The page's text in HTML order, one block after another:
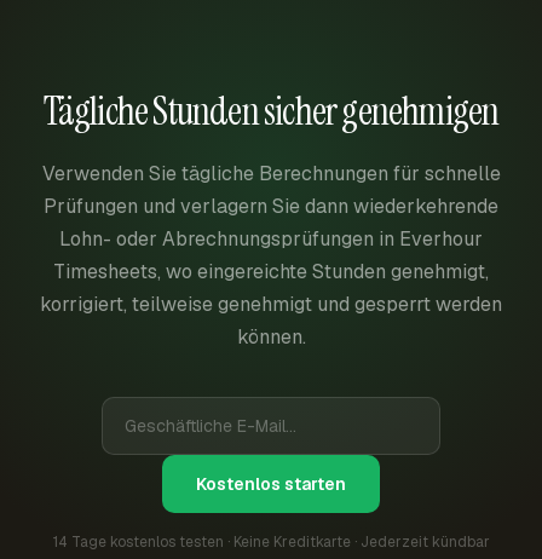
Tägliche Stunden sicher genehmigen
Verwenden Sie tägliche Berechnungen für schnelle
Prüfungen und verlagern Sie dann wiederkehrende
Lohn- oder Abrechnungsprüfungen in Everhour
Timesheets, wo eingereichte Stunden genehmigt,
korrigiert, teilweise genehmigt und gesperrt werden
können.
Kostenlos starten
14 Tage kostenlos testen · Keine Kreditkarte · Jederzeit kündbar